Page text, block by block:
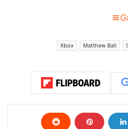
Matthew Ball
Xbox